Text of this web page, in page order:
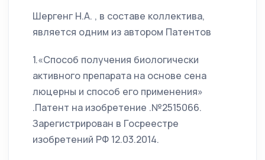
Шергенг Н.А. , в составе коллектива,
является одним из автором Патентов
1.«Способ получения биологически
активного препарата на основе сена
люцерны и способ его применения»
.Патент на изобретение .№2515066.
Зарегистрирован в Госреестре
изобретений РФ 12.03.2014.